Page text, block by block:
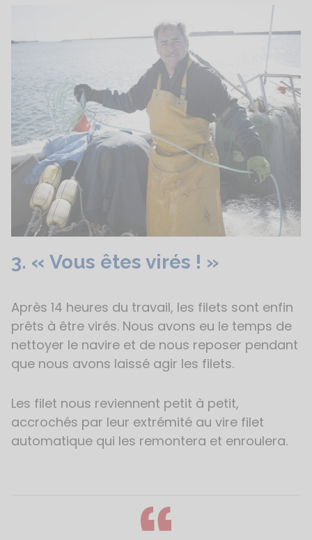
3. « Vous êtes virés ! »
Après 14 heures du travail, les filets sont enfin
prêts à être virés. Nous avons eu le temps de
nettoyer le navire et de nous reposer pendant
que nous avons laissé agir les filets.
Les filet nous reviennent petit à petit,
accrochés par leur extrémité au vire filet
automatique qui les remontera et enroulera.